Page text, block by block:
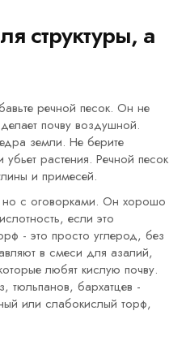
структуры, а
речной песок. Он не
почву воздушной.
земли. Не берите
растения. Речной песок
и примесей.
но с оговорками. Он хорошо
если это
- это просто углерод, без
в смеси для азалий,
любят кислую почву.
тюльпанов, бархатцев -
или слабокислый торф,